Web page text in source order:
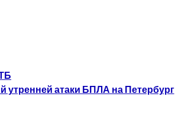
утренней атаки БПЛА на Петербург